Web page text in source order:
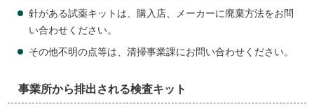
針がある試薬キットは、購入店、メーカーに廃棄方法をお問
い合わせください。
その他不明の点等は、清掃事業課にお問い合わせください。
事業所から排出される検査キット